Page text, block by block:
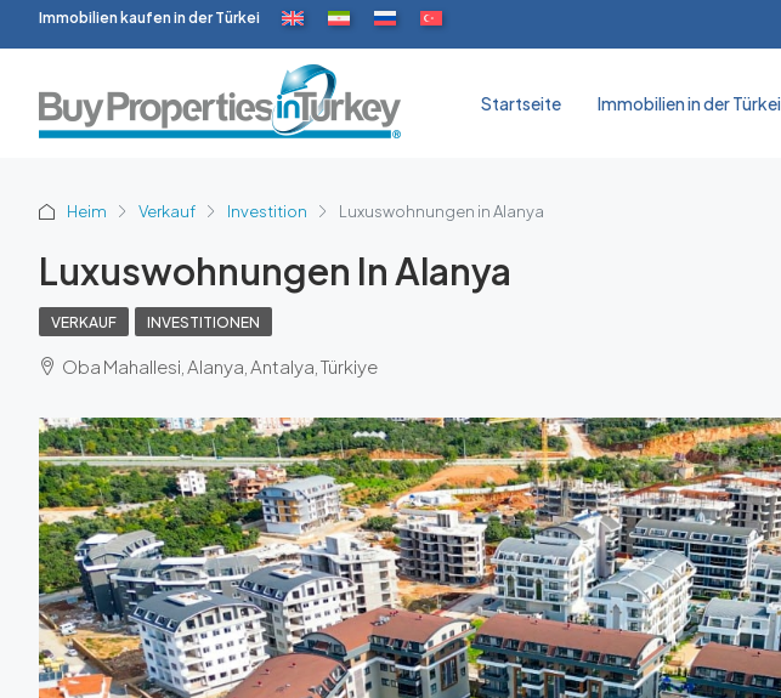
Immobilien kaufen in der Türkei
Startseite Immobilien in der Türkei
Heim Verkauf Investition Luxuswohnungen in Alanya
Luxuswohnungen In Alanya
VERKAUF INVESTITIONEN
Oba Mahallesi, Alanya, Antalya, Türkiye